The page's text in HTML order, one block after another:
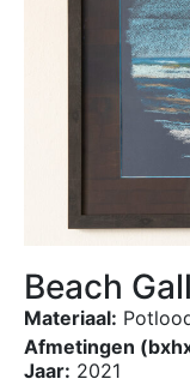
Beach
Materiaal:
Afmetingen
Jaar: 2021